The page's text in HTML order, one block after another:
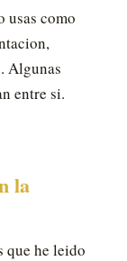
usas como
Algunas
entre si.
la
que he leido